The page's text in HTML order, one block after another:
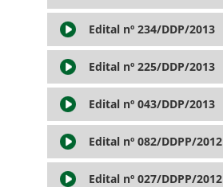
Edital nº 234/DDP/2013
Edital nº 225/DDP/2013
Edital nº 043/DDP/2013
Edital nº 082/DDPP/2012
Edital nº 027/DDPP/2012